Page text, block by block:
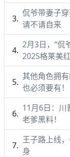
侃爷带妻子
请不请自来
2月3日，“侃
2025格莱美
其他角色拥
也必须要有！
11月6日：川
老爹黑料！
王子路上线
身